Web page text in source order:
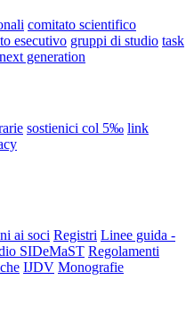
comitato scientifico
esecutivo gruppi di studio task
next generation
sostienici col 5‰ link
ai soci Registri Linee guida -
SIDeMaST Regolamenti
IJDV Monografie